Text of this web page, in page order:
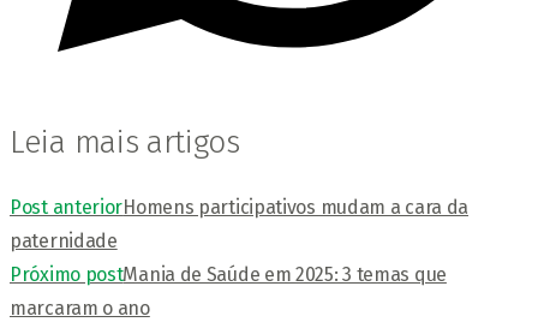
Leia mais artigos
Post anteriorHomens participativos mudam a cara da
paternidade
Próximo postMania de Saúde em 2025: 3 temas que
marcaram o ano